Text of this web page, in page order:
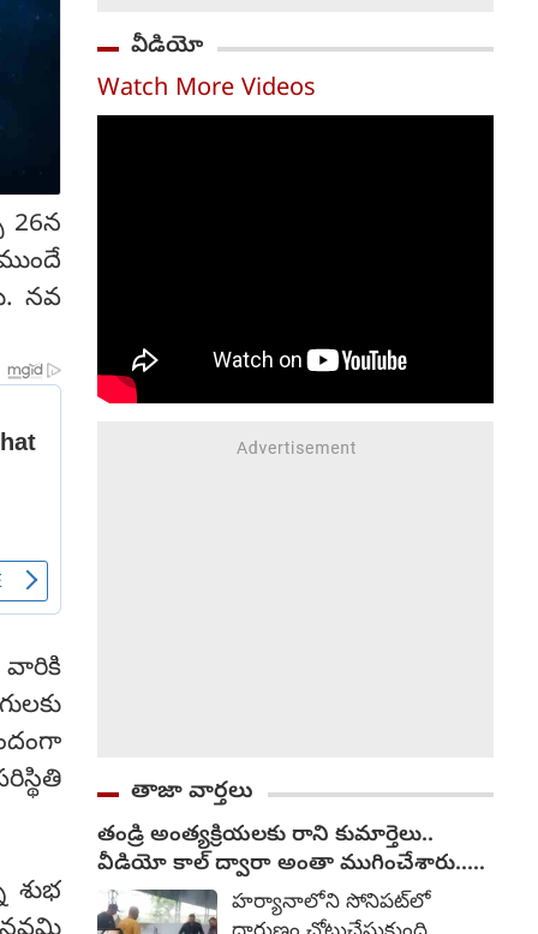
26న
నవ
వారికి
శుభ
వీడియో
Watch More Videos
తాజా వార్తలు
తండ్రి అంత్యక్రియలకు రాని కుమార్తెలు..
వీడియో కాల్ ద్వారా అంతా ముగించేశారు..
(video)
హర్యానాలోని సోనిపట్‌లో